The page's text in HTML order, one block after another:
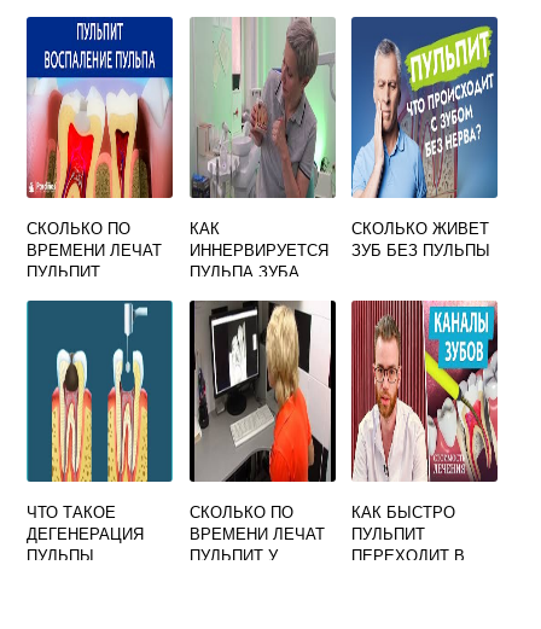
СКОЛЬКО ПО
ВРЕМЕНИ ЛЕЧАТ
ПУЛЬПИТ
КАК
ИННЕРВИРУЕТСЯ
ПУЛЬПА ЗУБА
СКОЛЬКО ЖИВЕТ
ЗУБ БЕЗ ПУЛЬПЫ
ЧТО ТАКОЕ
ДЕГЕНЕРАЦИЯ
ПУЛЬПЫ
СКОЛЬКО ПО
ВРЕМЕНИ ЛЕЧАТ
ПУЛЬПИТ У
КАК БЫСТРО
ПУЛЬПИТ
ПЕРЕХОДИТ В